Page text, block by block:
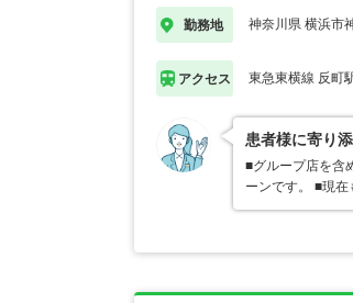
勤務地 神奈川県 横浜市
アクセス 東急東横線 反町
患者様に寄り
■グループ店を含
ーンです。 ■現